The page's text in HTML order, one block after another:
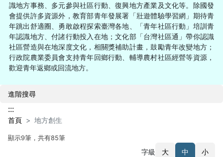
識地方事務、多元參與社區行動、復興地方產業及文化等。除國發
會提供許多資源外，教育部青年發展署「壯遊體驗學習網」期待青
年跳出舒適圈、勇敢啟程探索臺灣各地、「青年社區行動」培訓青
年認識地方、付諸行動投入在地；文化部「台灣社區通」帶你認識
社區營造與在地深度文化，相關獎補助計畫，鼓勵青年改變地方；
行政院農業委員會支持青年回鄉行動、輔導農村社區經營等資源，
歡迎青年返鄉或回流地方。
進階搜尋
:::
首頁 地方創生
顯示9筆，共有85筆
字級 大 中 小